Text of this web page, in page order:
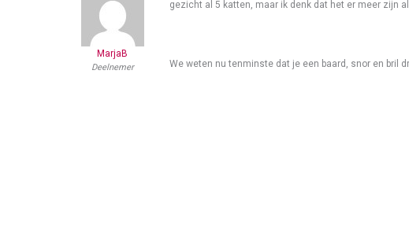
MarjaB
Deelnemer
gezicht al 5 katten, maar ik denk dat het er meer zijn
We weten nu tenminste dat je een baard, snor en bril